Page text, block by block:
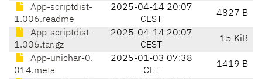
App-scriptdist-
1.006.readme
2025-04-14 20:07
CEST
4827 B
App-scriptdist-
1.006.tar.gz
2025-04-14 20:07
CEST
15 KiB
App-unichar-0.
014.meta
2025-01-03 07:38
CET
1419 B